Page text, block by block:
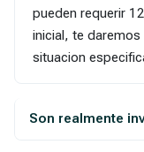
pueden requerir
inicial, te
situacion
Son realmente